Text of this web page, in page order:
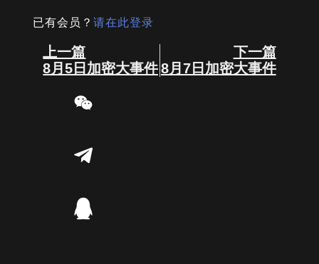
已有会员？ 请在此登录
Prev
上一篇
8月5日加密大事件
下一篇
8月7日加密大事件